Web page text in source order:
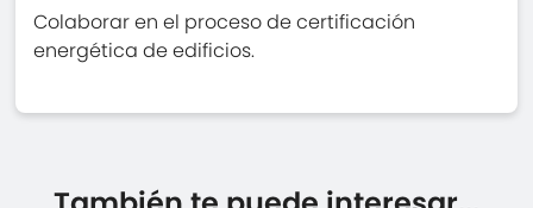
Colaborar en el proceso de certificación
energética de edificios.